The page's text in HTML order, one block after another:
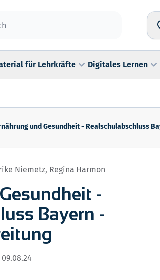
für Lehrkräfte Digitales Lernen
und Gesundheit - Realschulabschluss
Niemetz, Regina Harmon
-
Bayern -